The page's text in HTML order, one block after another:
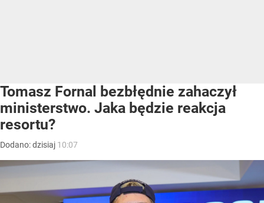
Tomasz Fornal bezbłędnie zahaczył
ministerstwo. Jaka będzie reakcja
resortu?
Dodano:dzisiaj 10:07